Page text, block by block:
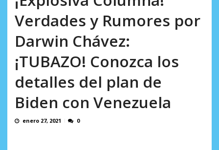
Verdades y Rumores por
Darwin Chávez:
¡TUBAZO! Conozca los
detalles del plan de
Biden con Venezuela
enero 27, 2021 0